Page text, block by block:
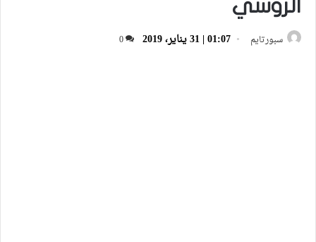
الروسي
سبورتايم 01:07 | 31 يناير، 2019 0